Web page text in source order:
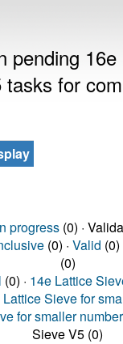
pending
tasks for
progress(0) ·
(0) · Valid (0)
(0)
(0) · 14e Lattice
Lattice Sieve for
for smaller
Sieve V5 (0)